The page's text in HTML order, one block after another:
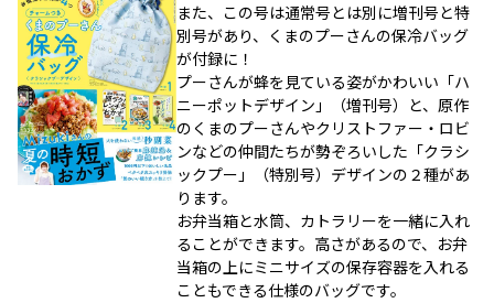
また、この号は通常号とは別に増刊号と特
別号があり、くまのプーさんの保冷バッグ
が付録に！
プーさんが蜂を見ている姿がかわいい「ハ
ニーポットデザイン」（増刊号）と、原作
のくまのプーさんやクリストファー・ロビ
ンなどの仲間たちが勢ぞろいした「クラシ
ックプー」（特別号）デザインの２種があ
ります。
お弁当箱と水筒、カトラリーを一緒に入れ
ることができます。高さがあるので、お弁
当箱の上にミニサイズの保存容器を入れる
こともできる仕様のバッグです。